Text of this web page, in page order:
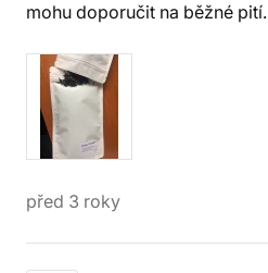
mohu doporučit na běžné pití.
před 3 roky